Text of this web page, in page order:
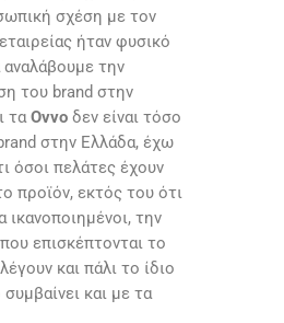
σχέση με τον
ήταν φυσικό
την
του brand στην
ταOvvo δεν είναι τόσο
στην Ελλάδα, έχω
όσοι πελάτες έχουν
προϊόν, εκτός του ότι
ικανοποιημένοι, την
επισκέπτονται το
και πάλι το ίδιο
και με τα